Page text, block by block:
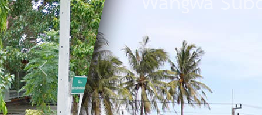
อำนาจ
หน้าที่
วิสัย
ทัศน์
พันธ
Previous